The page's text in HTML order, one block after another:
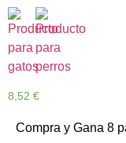
Valorado con
5.00
de 5
8,52 €
Compra y Gana 8